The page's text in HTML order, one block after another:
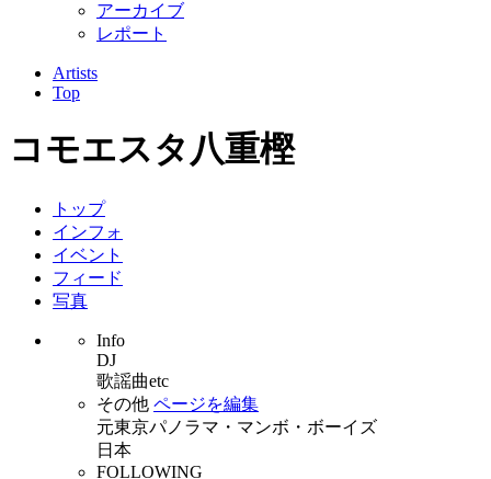
アーカイブ
レポート
Artists
Top
コモエスタ八重樫
トップ
インフォ
イベント
フィード
写真
Info
DJ
歌謡曲etc
その他 ページを編集
元東京パノラマ・マンボ・ボーイズ
日本
FOLLOWING